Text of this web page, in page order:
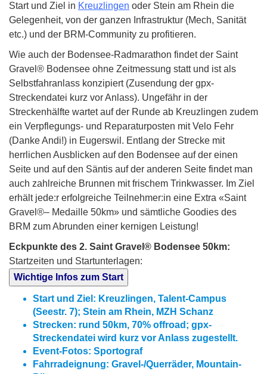
Start und Ziel in Kreuzlingen oder Stein am Rhein die
Gelegenheit, von der ganzen Infrastruktur (Mech, Sanität
etc.) und der BRM-Community zu profitieren.
Wie auch der Bodensee-Radmarathon findet der Saint
Gravel® Bodensee ohne Zeitmessung statt und ist als
Selbstfahranlass konzipiert (Zusendung der gpx-
Streckendatei kurz vor Anlass). Ungefähr in der
Streckenhälfte wartet auf der Runde ab Kreuzlingen zudem
ein Verpflegungs- und Reparaturposten mit Velo Fehr
(Danke Andi!) in Eugerswil. Entlang der Strecke mit
herrlichen Ausblicken auf den Bodensee auf der einen
Seite und auf den Säntis auf der anderen Seite findet man
auch zahlreiche Brunnen mit frischem Trinkwasser. Im Ziel
erhält jede:r erfolgreiche Teilnehmer:in eine Extra «Saint
Gravel®– Medaille 50km» und sämtliche Goodies des
BRM zum Abrunden einer kernigen Leistung!
Eckpunkte des 2. Saint Gravel® Bodensee 50km:
Startzeiten und Startunterlagen:
Wichtige Infos zum Start
Start und Ziel: Kreuzlingen, Talent-Campus
(Seestr. 7); Stein am Rhein, MZH Schanz
Strecken: rund 50km, 70% offroad; gpx-
Streckendatei wird kurz vor Anlass zugestellt.
Event-Fotos: Sportograf
Fahrradeignung: Gravel-/Querräder, Mountain-